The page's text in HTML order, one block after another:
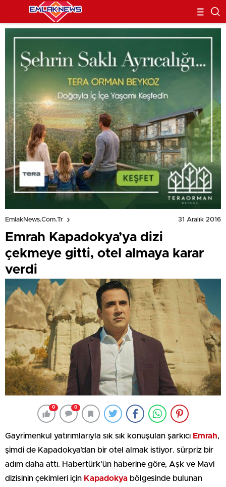
EmlakNews.com.tr 31 Aralık 2016
Emrah Kapadokya’ya dizi
çekmeye gitti, otel almaya karar
verdi
0 0
Gayrimenkul yatırımlarıyla sık sık konuşulan şarkıcı Emrah,
şimdi de Kapadokya’dan bir otel almak istiyor. sürpriz bir
adım daha attı. Habertürk’ün haberine göre, Aşk ve Mavi
dizisinin çekimleri için Kapadokya bölgesinde bulunan